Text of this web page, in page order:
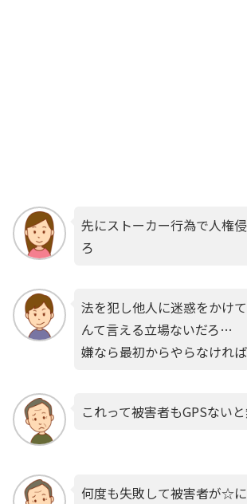
先にストーカー行為で人権
ろ
法を犯し他人に迷惑をかけ
んて言える立場ないだろ…
嫌なら最初からやらなけれ
これって被害者もGPSない
何度も失敗して被害者が☆